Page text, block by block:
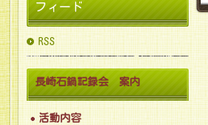
フィード
RSS
長崎石鍋記録会 案内
活動内容